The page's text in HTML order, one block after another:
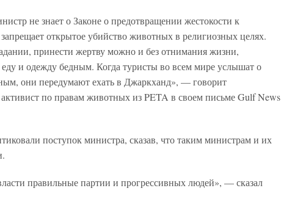
не знает о Законе о предотвращении жестокости к
открытое убийство животных в религиозных целях.
принести жертву можно и без отнимания жизни,
еду и одежду бедным. Когда туристы во всем мире услышат о
они передумают ехать в Джаркханд», — говорит
по правам животных из PETA в своем письме Gulf News
поступок министра, сказав, что таким министрам и их
правильные партии и прогрессивных людей», — сказал